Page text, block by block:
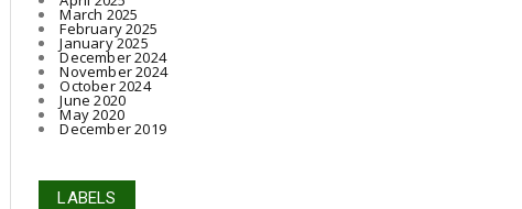
March 2025
February 2025
January 2025
December 2024
November 2024
October 2024
June 2020
May 2020
December 2019
LABELS